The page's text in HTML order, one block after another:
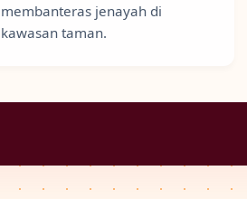
membanteras jenayah di
kawasan taman.